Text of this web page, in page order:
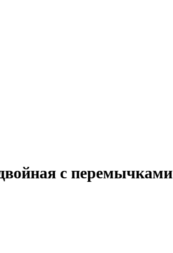
с перемычками